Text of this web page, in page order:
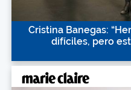
Cristina Banegas:
difíciles, pero